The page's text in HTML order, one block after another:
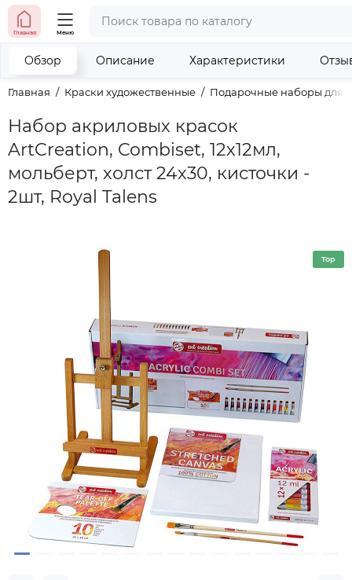
тел. (098) 673-42-06
наши контакты
Главная Меню
Главная Краски художественные Подарочные наборы для
Набор акриловых красок
ArtCreation, Combiset, 12х12мл,
мольберт, холст 24х30, кисточки -
2шт, Royal Talens
Обзор Описание Характеристики
Top